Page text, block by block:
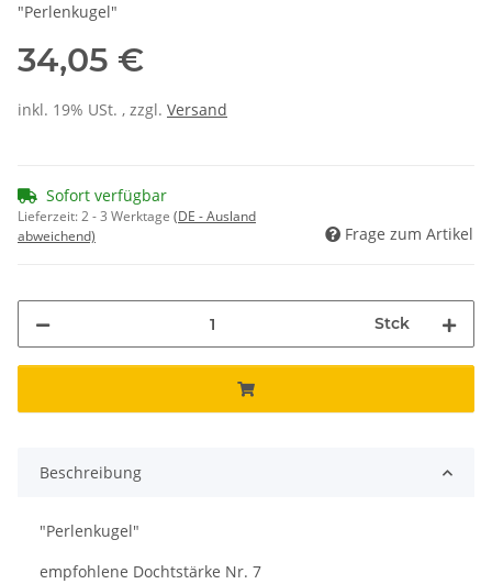
"Perlenkugel"
34,05 €
inkl. 19% USt. , zzgl. Versand
Sofort verfügbar
Lieferzeit:2 - 3 Werktage (DE - Ausland
abweichend)
Frage zum Artikel
Stck
Beschreibung
"Perlenkugel"
empfohlene Dochtstärke Nr. 7